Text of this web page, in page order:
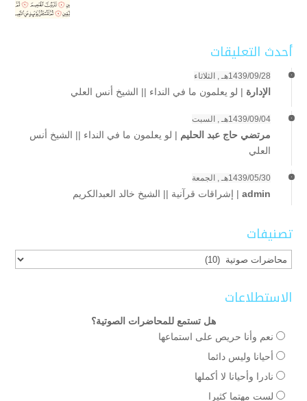
أحدث التعليقات
1439/09/28هـ , الثلاثاء
الإدارة | لو يعلمون ما في النداء || الشيخ أنس العلي
1439/09/04هـ , السبت
مرتضي حاج عبد الحليم | لو يعلمون ما في النداء || الشيخ أنس
العلي
1439/05/30هـ , الجمعة
admin
| إشراقات قرآنية || الشيخ خالد العبدالكريم
تصنيفات
تصنيفات
الاستطلاعات
هل تستمع للمحاضرات الصوتية؟
نعم وأنا حريص على استماعها
أحيانا وليس دائما
نادرا وأحيانا لا أكملها
لست مهتما كثيرا